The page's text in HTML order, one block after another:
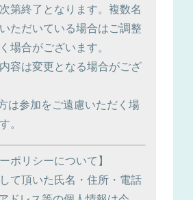
第終了となります。複数名
ただいている場合はご調整
場合がございます。
容は変更となる場合がござ
は参加をご遠慮いただく場
。
ポリシーについて】
て頂いた氏名・住所・電話